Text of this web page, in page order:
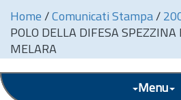
Home / Comunicati Stampa /
POLO DELLA DIFESA SPEZZINA
MELARA
Menu